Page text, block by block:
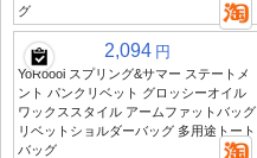
グ
2,094 円
YoRoooi スプリング&サマー ステートメ
ント パンクリベット グロッシーオイル
ワックススタイル アームファットバッグ
リベットショルダーバッグ 多用途トート
バッグ